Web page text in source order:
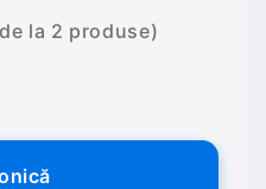
la 2 produse)